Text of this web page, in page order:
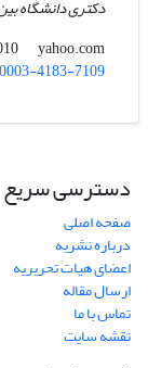
دکتری دانشگاه
iaid.2010
yahoo.com
4183-7109
دسترسی سریع
صفحه اصلی
درباره نشریه
اعضای هیات تحریریه
ارسال مقاله
تماس با ما
نقشه سایت